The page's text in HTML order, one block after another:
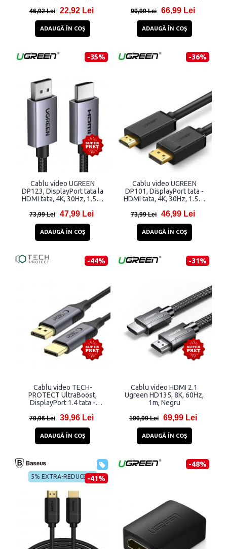
46,92 Lei 22,92 Lei
ADAUGĂ ÎN COŞ
90,99 Lei 66,99 Lei
ADAUGĂ ÎN COŞ
-35%
Cablu video UGREEN
DP123, DisplayPort tata la
HDMI tata, 4K, 30Hz, 1.5m,
73,99 Lei 47,99 Lei
ADAUGĂ ÎN COŞ
-36%
Cablu video UGREEN
DP101, DisplayPort tata -
HDMI tata, 4K, 30Hz, 1.5m,
73,99 Lei 46,99 Lei
ADAUGĂ ÎN COŞ
-44%
Cablu video TECH-
PROTECT UltraBoost,
DisplayPort 1.4 tata -
60Hz, 2m, Negru
70,96 Lei 39,96 Lei
ADAUGĂ ÎN COŞ
-31%
Cablu video HDMI 2.1
Ugreen HD135, 8K, 60Hz,
1m, Negru
100,99 Lei 69,99 Lei
ADAUGĂ ÎN COŞ
5% EXTRA-REDUCERE-41%
-48%